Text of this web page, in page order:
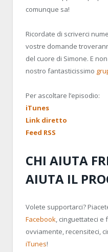
comunque sa!
Ricordate di scriverci
vostre domande
del cuore di Simone. E
nostro fantasticissimo
Per ascoltare l’episodio:
iTunes
Link diretto
Feed RSS
CHI AIUTA
AIUTA IL
Volete supportarci?
Facebook , cinguettateci
ovviamente, recensiteci,
iTunes!